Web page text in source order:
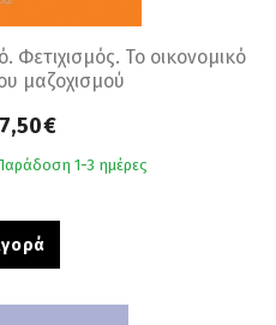
Φετιχισμός. Το οικονομικό
μαζοχισμού
7,50€
1-3 ημέρες